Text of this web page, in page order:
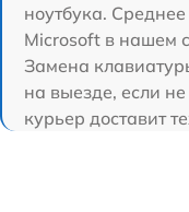
ноутбука.
Microsoft в нашем
Замена
на выезде, если
курьер доставит